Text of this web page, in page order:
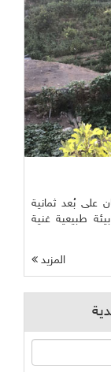
على بُعد ثمانية
طبيعية غنية
المزيد